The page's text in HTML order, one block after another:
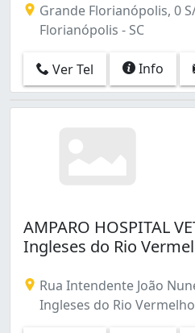
Grande Florianópolis, 0
Florianópolis - SC
Ver Tel Info
AMPARO HOSPITAL
Ingleses do Rio
Rua Intendente João
Ingleses do Rio